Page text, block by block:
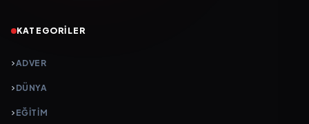
KATEGORILER
ADVER
DÜNYA
EĞİTİM